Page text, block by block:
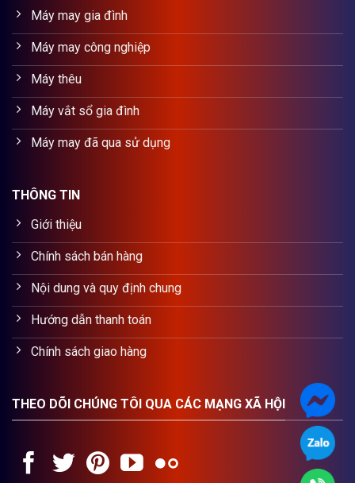
Máy may gia đình
Máy may công nghiệp
Máy thêu
Máy vắt sổ gia đình
Máy may đã qua sử dụng
THÔNG TIN
Giới thiệu
Chính sách bán hàng
Nội dung và quy định chung
Hướng dẫn thanh toán
Chính sách giao hàng
THEO DÕI CHÚNG TÔI QUA CÁC MẠNG XÃ HỘI